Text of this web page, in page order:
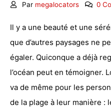
Par megalocators 0
Il y a une beauté et une
que d’autres paysages ne
égaler. Quiconque a déjà
l’océan peut en témoigner.
va de même pour les
de la plage à leur manière :